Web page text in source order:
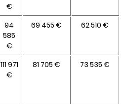
€
94
585
€
69 455 € 62 510 €
111 971
€
81 705 € 73 535 €